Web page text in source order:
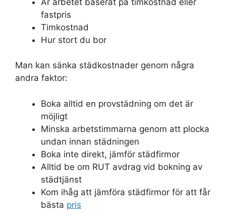
fastpris
Timkostnad
Hur stort du bor
Man kan sänka städkostnader genom några
andra faktor:
Boka alltid en provstädning om det är
möjligt
Minska arbetstimmarna genom att plocka
undan innan städningen
Boka inte direkt, jämför städfirmor
Alltid be om RUT avdrag vid bokning av
städtjänst
Kom ihåg att jämföra städfirmor för att får
bästa pris